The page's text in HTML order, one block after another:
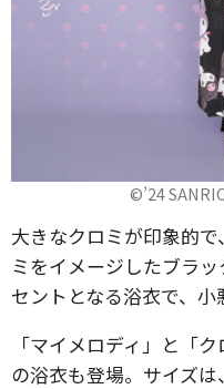
©’24
大きなクロミが印象的
ミをイメージしたブラ
セントとなる浴衣で、小
「マイメロディ」と「
の浴衣も登場。サイズ